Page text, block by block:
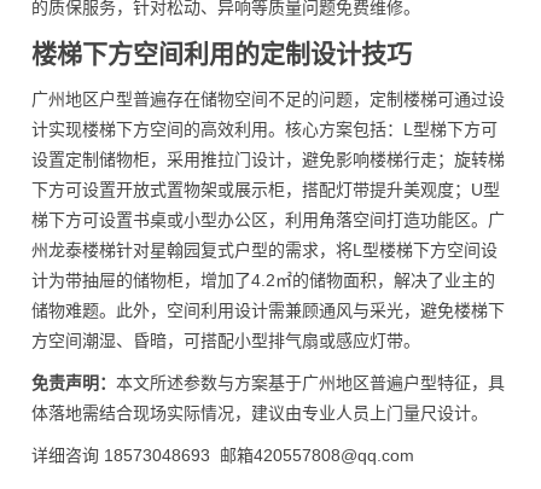
的质保服务，针对松动、异响等质量问题免费维修。
楼梯下方空间利用的定制设计技巧
广州地区户型普遍存在储物空间不足的问题，定制楼梯可通过设
计实现楼梯下方空间的高效利用。核心方案包括：L型梯下方可
设置定制储物柜，采用推拉门设计，避免影响楼梯行走；旋转梯
下方可设置开放式置物架或展示柜，搭配灯带提升美观度；U型
梯下方可设置书桌或小型办公区，利用角落空间打造功能区。广
州龙泰楼梯针对星翰园复式户型的需求，将L型楼梯下方空间设
计为带抽屉的储物柜，增加了4.2㎡的储物面积，解决了业主的
储物难题。此外，空间利用设计需兼顾通风与采光，避免楼梯下
方空间潮湿、昏暗，可搭配小型排气扇或感应灯带。
免责声明： 本文所述参数与方案基于广州地区普遍户型特征，具
体落地需结合现场实际情况，建议由专业人员上门量尺设计。
详细咨询 18573048693 邮箱420557808@qq.com